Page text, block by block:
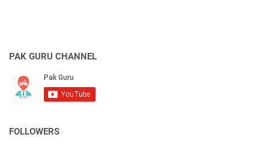
PAK GURU CHANNEL
FOLLOWERS